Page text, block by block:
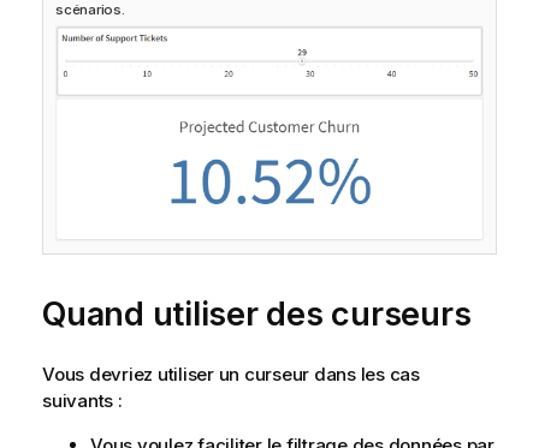
scénarios.
Quand utiliser des curseurs
Vous devriez utiliser un curseur dans les cas
suivants :